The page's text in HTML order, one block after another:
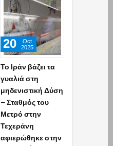
Το Ιράν βάζει τα
γυαλιά στη
μηδενιστική Δύση
– Σταθμός του
Μετρό στην
Τεχεράνη
αφιερώθηκε στην
20
Oct
2025